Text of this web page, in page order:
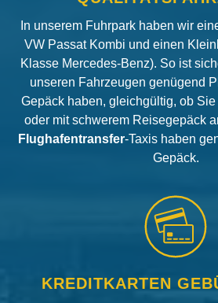
In unserem Fuhrpark haben wir
VW Passat Kombi und einen
Klasse Mercedes-Benz). So ist
unseren Fahrzeugen genügend
Gepäck haben, gleichgültig, ob
oder mit schwerem Reisegepäck
Flughafentransfer-Taxis haben
Gepäck.
KREDITKARTEN